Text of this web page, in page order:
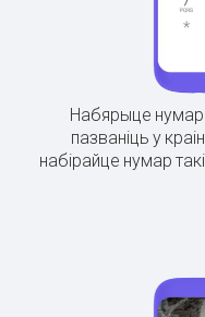
Набярыце нумар
пазваніць у
набірайце нумар